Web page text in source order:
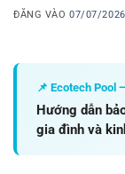
ĐĂNG VÀO07/07/2026
📌 Ecotech Pool
Hướng dẫn
gia đình và